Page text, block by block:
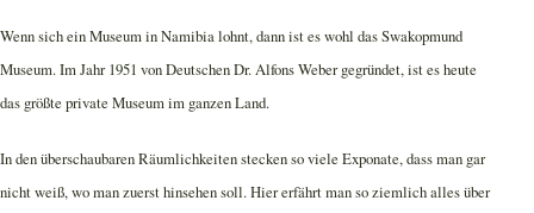
Wenn sich ein Museum in Namibia lohnt, dann ist es wohl das Swakopmund
Museum. Im Jahr 1951 von Deutschen Dr. Alfons Weber gegründet, ist es heute
das größte private Museum im ganzen Land.
In den überschaubaren Räumlichkeiten stecken so viele Exponate, dass man gar
nicht weiß, wo man zuerst hinsehen soll. Hier erfährt man so ziemlich alles über